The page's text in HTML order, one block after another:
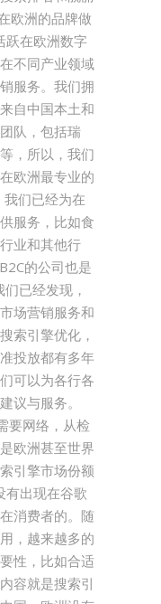
欧洲的品牌做
在欧洲数字
不同产业领域
服务。我们拥
自中国本土和
队，包括瑞
，所以，我们
欧洲最专业的
们已经为在
服务，比如食
业和其他行
的公司也是
已经发现，
场营销服务和
索引擎优化，
投放都有多年
可以为各行各
议与服务。
网络，从检
欧洲甚至世界
引擎市场份额
有出现在谷歌
消费者的。随
，越来越多的
性，比如合适
容就是搜索引